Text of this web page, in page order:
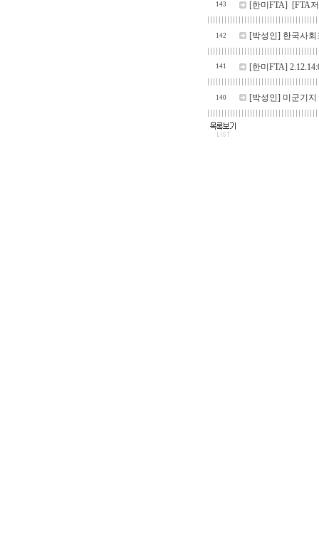
143 [한미FTA] [FTA
142 [박성인] 한국사회
141 [한미FTA]
140 [박성인] 미군기